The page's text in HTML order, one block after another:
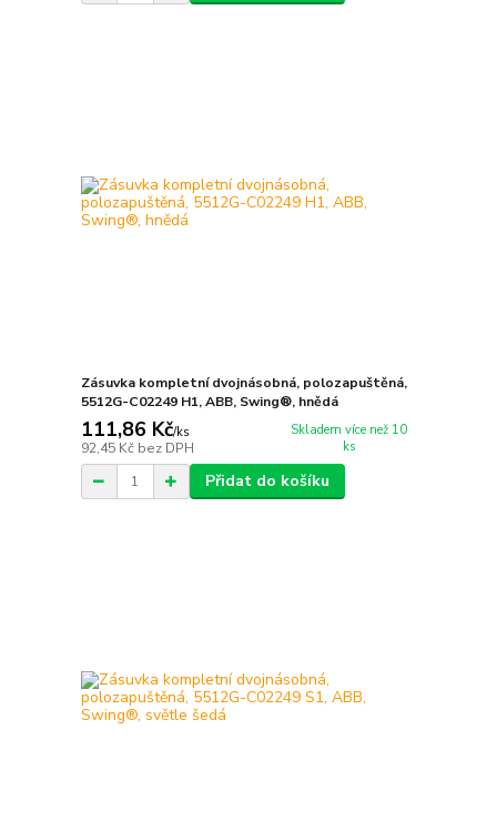
Zásuvka kompletní dvojnásobná, polozapuštěná,
5512G-C02249 H1, ABB, Swing®, hnědá
111,86 Kč/ks
92,45 Kč bez DPH
Skladem více než 10
ks
Přidat do košíku